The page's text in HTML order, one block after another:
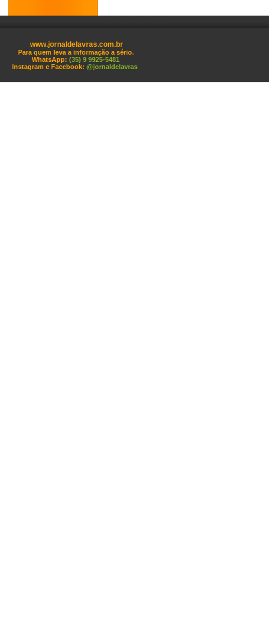
www.jornaldelavras.com.br
Para quem leva a informação a sério.
WhatsApp: (35) 9 9925-5481
Instagram e Facebook: @jornaldelavras